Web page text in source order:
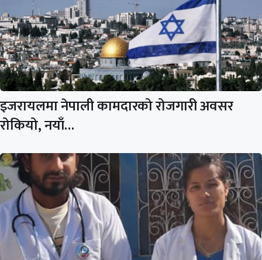
इजरायलमा नेपाली कामदारको रोजगारी अवसर
रोकियो, नयाँ…